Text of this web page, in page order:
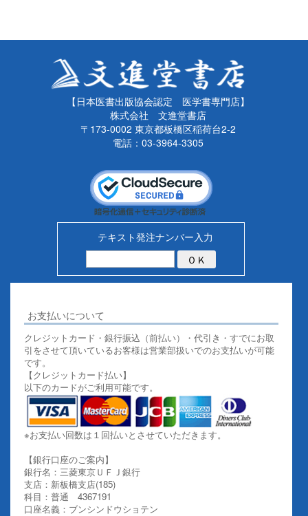
【日本医書出版協会認定 医学書専門店】
株式会社 文進堂書店
〒173-0002 東京都板橋区稲荷台2-2
電話：03-3964-3305
テキスト発注ナンバー入力
お支払いについて
クレジットカード・銀行振込（前払い）・代引き・すでにお取
引をさせて頂いているお客様は営業部扱いでのお支払いが可能
です。
【クレジットカード払い】
以下のカードがご利用可能です。
※お支払い回数は１回払いとさせていただきます。
【銀行口座のご案内】
銀行名：三菱東京ＵＦＪ銀行
支店：新板橋支店(185)
科目：普通 4367191
口座名義：ブンシンドウショテン